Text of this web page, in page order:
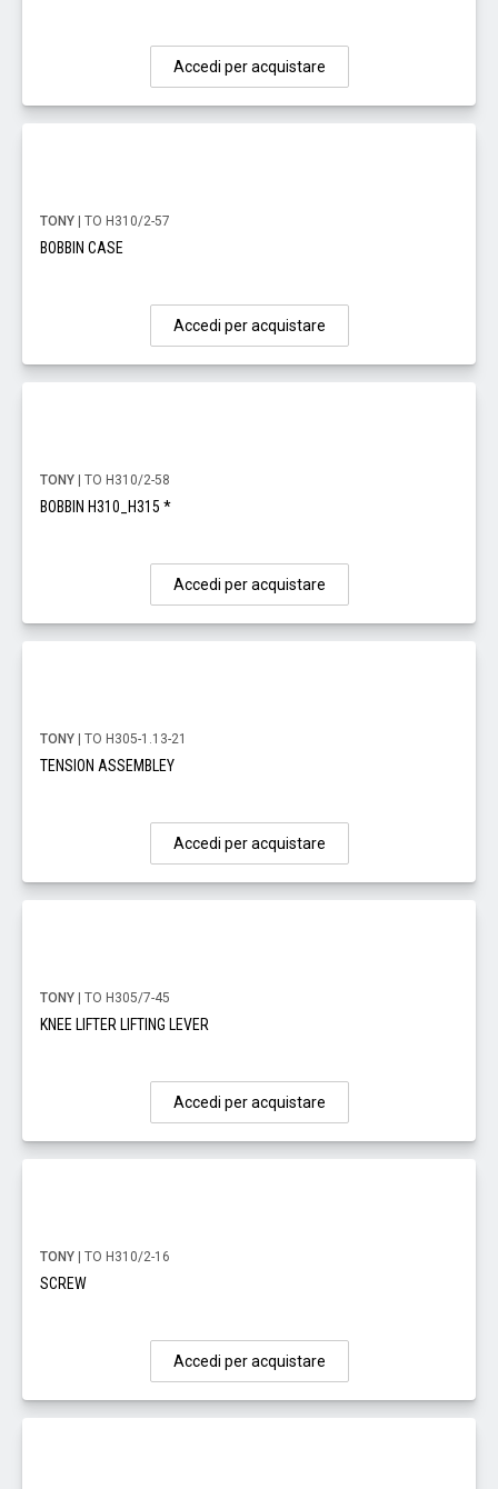
Accedi per acquistare
TONY | TO H310/2-57
BOBBIN CASE
Accedi per acquistare
TONY | TO H310/2-58
BOBBIN H310_H315 *
Accedi per acquistare
TONY | TO H305-1.13-21
TENSION ASSEMBLEY
Accedi per acquistare
TONY | TO H305/7-45
KNEE LIFTER LIFTING LEVER
Accedi per acquistare
TONY | TO H310/2-16
SCREW
Accedi per acquistare